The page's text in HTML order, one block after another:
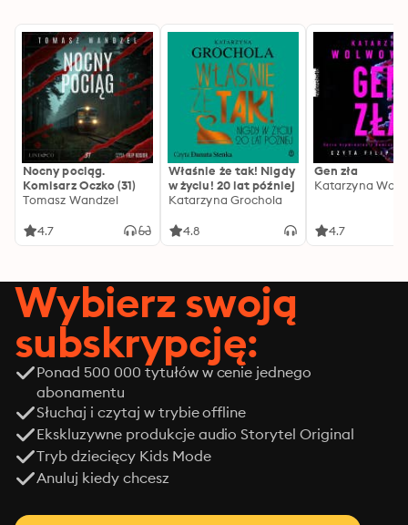
Nocny pociąg.
Komisarz Oczko (31)
Tomasz Wandzel
4.7
Właśnie że tak! Nigdy
w życiu! 20 lat później
Katarzyna Grochola
4.8
Gen zła
Katarzyna
4.7
Wybierz swoją
subskrypcję:
Ponad 500 000 tytułów w cenie jednego
abonamentu
Słuchaj i czytaj w trybie offline
Ekskluzywne produkcje audio Storytel Original
Tryb dziecięcy Kids Mode
Anuluj kiedy chcesz